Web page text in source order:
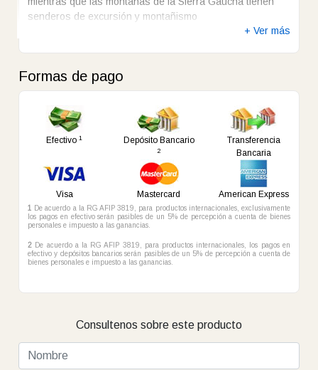
+ Ver más
Efectivo1 Depósito Bancario
2
Transferencia
Bancaria
Visa Mastercard American Express
De acuerdo a la RG AFIP 3819, para productos internacionales, exclusivamente
los pagos en efectivo serán pasibles de un 5% de percepción a cuenta de bienes
personales e impuesto a las ganancias.
2De acuerdo a la RG AFIP 3819, para productos internacionales, los pagos en
bienes personales e impuesto a las ganancias.